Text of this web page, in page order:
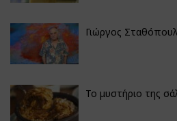
Γιώργος
Το μυστήριο της